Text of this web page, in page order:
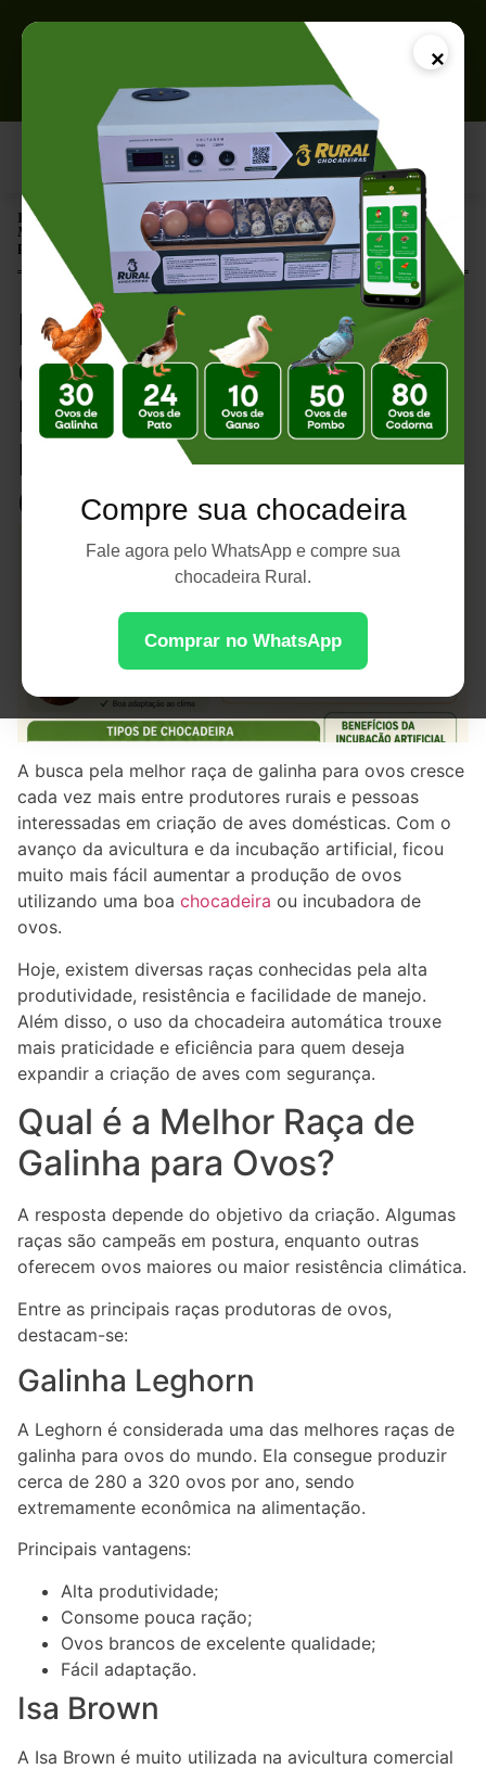
×
Compre sua chocadeira
Fale agora pelo WhatsApp e compre sua
chocadeira Rural.
Comprar no WhatsApp
Página Inicial |
Melhor Raça de Galinha para Ovos: Descubra as Mais Produtivas
para sua Criação
Melhor Raça de
Galinha para Ovos:
Descubra as Mais
Produtivas para sua
Criação
A busca pela melhor raça de galinha para ovos cresce
cada vez mais entre produtores rurais e pessoas
interessadas em criação de aves domésticas. Com o
avanço da avicultura e da incubação artificial, ficou
muito mais fácil aumentar a produção de ovos
utilizando uma boa chocadeira ou incubadora de
ovos.
Hoje, existem diversas raças conhecidas pela alta
produtividade, resistência e facilidade de manejo.
Além disso, o uso da chocadeira automática trouxe
mais praticidade e eficiência para quem deseja
expandir a criação de aves com segurança.
Qual é a Melhor Raça de
Galinha para Ovos?
A resposta depende do objetivo da criação. Algumas
raças são campeãs em postura, enquanto outras
oferecem ovos maiores ou maior resistência climática.
Entre as principais raças produtoras de ovos,
destacam-se:
Galinha Leghorn
A Leghorn é considerada uma das melhores raças de
galinha para ovos do mundo. Ela consegue produzir
cerca de 280 a 320 ovos por ano, sendo
extremamente econômica na alimentação.
Principais vantagens:
Alta produtividade;
Consome pouca ração;
Ovos brancos de excelente qualidade;
Fácil adaptação.
Isa Brown
A Isa Brown é muito utilizada na avicultura comercial